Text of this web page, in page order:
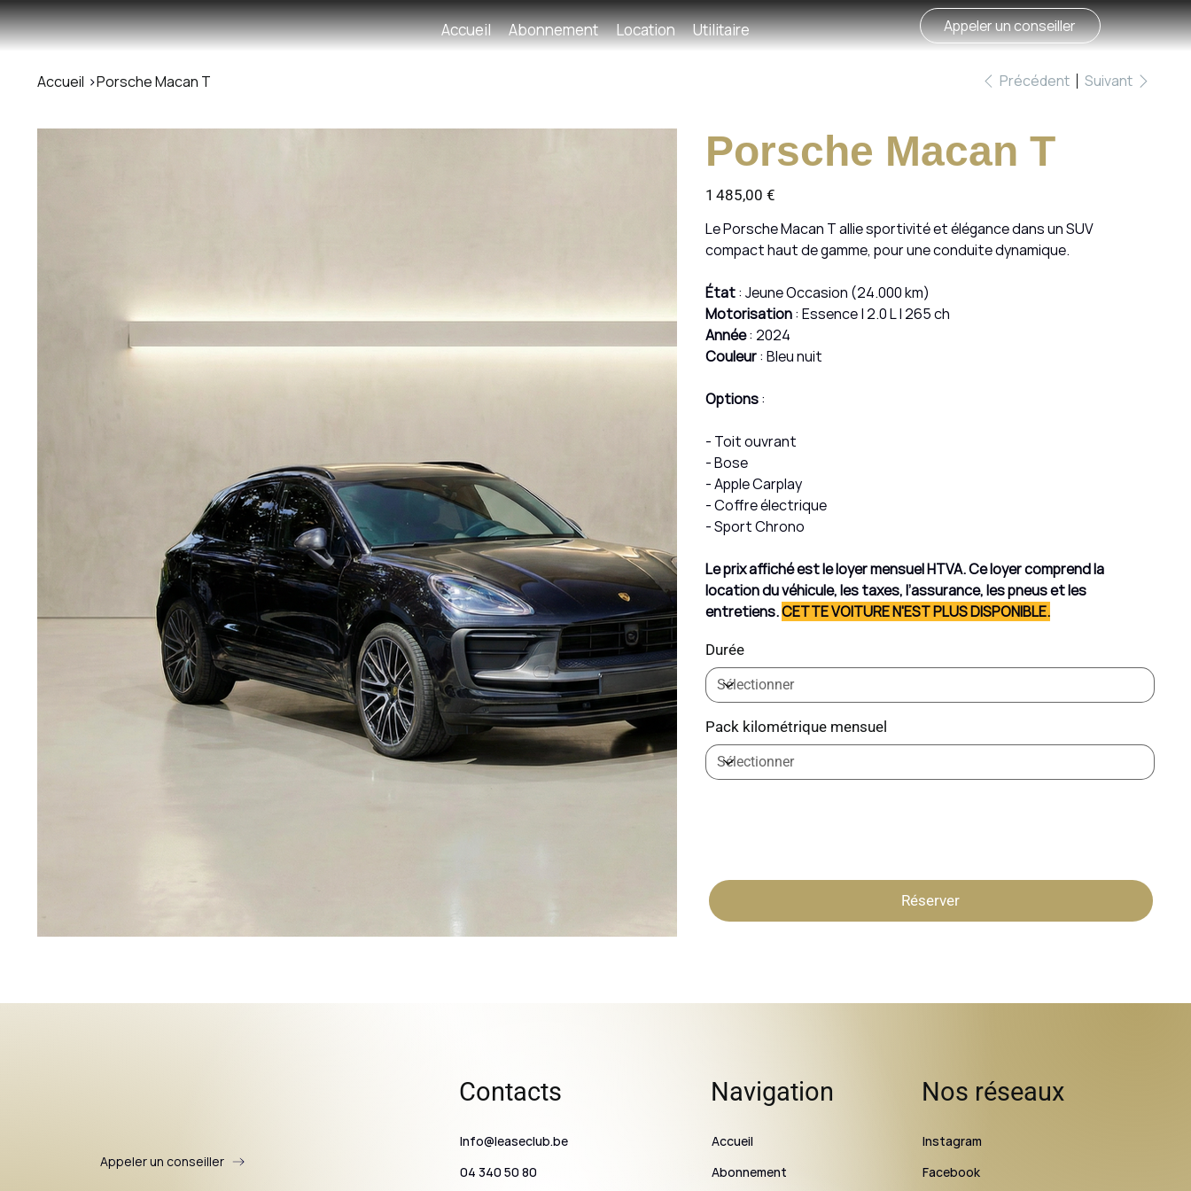
Accueil Abonnement Location Utilitaire Appeler un conseiller
Accueil >Porsche Macan T Précédent Suivant
Porsche Macan T
Prix
1 485,00 €
Le Porsche Macan T allie sportivité et élégance dans un SUV
compact haut de gamme, pour une conduite dynamique.
État: Jeune Occasion (24.000 km)
Motorisation: Essence | 2.0 L | 265 ch
Année: 2024
Couleur: Bleu nuit
Options:
- Toit ouvrant
- Bose
- Apple Carplay
- Coffre électrique
- Sport Chrono
Le prix affiché est le loyer mensuel HTVA. Ce loyer comprend la
location du véhicule, les taxes, l’assurance, les pneus et les
entretiens.CETTE VOITURE N'EST PLUS DISPONIBLE.
Durée
Pack kilométrique mensuel
Réserver
Appeler un conseiller
Contacts
Info@leaseclub.be
04 340 50 80
Navigation
Accueil
Abonnement
Nos réseaux
Instagram
Facebook